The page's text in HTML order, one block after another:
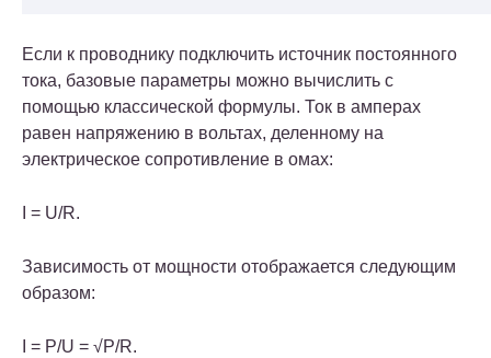
Если к проводнику подключить источник постоянного
тока, базовые параметры можно вычислить с
помощью классической формулы. Ток в амперах
равен напряжению в вольтах, деленному на
электрическое сопротивление в омах:
I = U/R.
Зависимость от мощности отображается следующим
образом:
I = P/U = √P/R.